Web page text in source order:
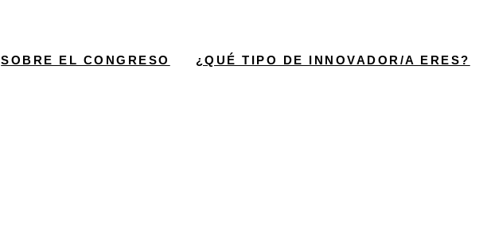
SOBRE EL CONGRESO ¿QUÉ TIPO DE INNOVADOR/A ERES?